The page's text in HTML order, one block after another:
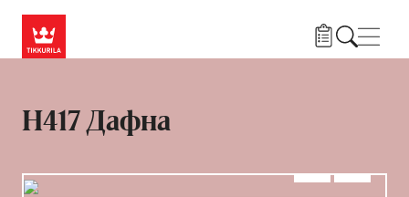
H417 Дафна